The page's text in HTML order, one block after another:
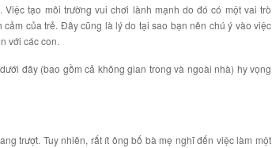
tạo môi trường vui chơi lành mạnh do đó có một vai trò
của trẻ. Đây cũng là lý do tại sao bạn nên chú ý vào việc
với các con.
đây (bao gồm cả không gian trong và ngoài nhà) hy vọng
trượt. Tuy nhiên, rất ít ông bố bà mẹ nghĩ đến việc làm một